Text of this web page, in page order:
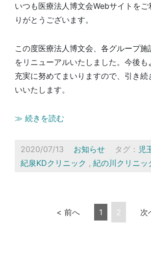
いつも医療法人博文会Webサイトを
りがとうございます。
この度医療法人博文会、各グループ施
をリニューアルいたしました。今後も
充実に努めてまいりますので、引き
いいたします。
≫ 続きを読む
2020/07/13 お知らせ タグ： 児
紀泉KDクリニック , 紀の川クリニッ
< 前へ 1 2 次